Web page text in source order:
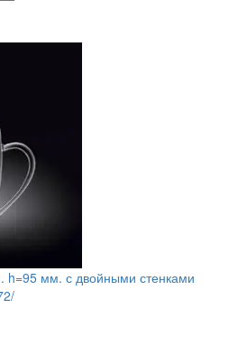
h=95 мм. с двойными стенками